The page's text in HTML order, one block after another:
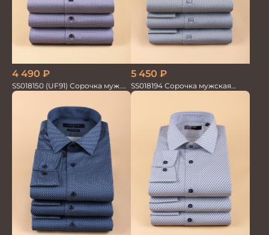
4 490 ₽
SS018150 (UF91) Сорочка муж.
кр.рук. GROSTYLE PRIME
5 450 ₽
SS018194 Сорочка мужская
GROSTYLE PRIME